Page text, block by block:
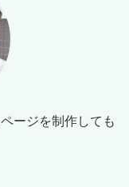
ージを制作しても